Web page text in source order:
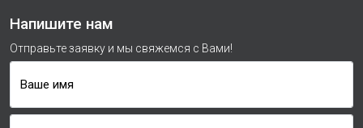
Напишите нам
Отправьте заявку и мы свяжемся с Вами!
Ваше имя